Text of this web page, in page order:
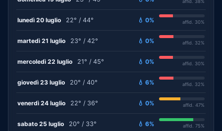
affid. 38%
lunedì 20 luglio 22° / 44° 💧 0% affid. 30%
martedì 21 luglio 23° / 42° 💧 0% affid. 32%
mercoledì 22 luglio 21° / 45° 💧 0% affid. 30%
giovedì 23 luglio 20° / 40° 💧 6% affid. 32%
venerdì 24 luglio 22° / 36° 💧 0% affid. 47%
sabato 25 luglio 20° / 33° 💧 6% affid. 75%